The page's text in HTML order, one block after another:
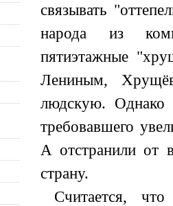
связывать
народа из
пятиэтажные
Лениным,
людскую. Однако
требовавшего
А отстранили от
страну.
Считается,